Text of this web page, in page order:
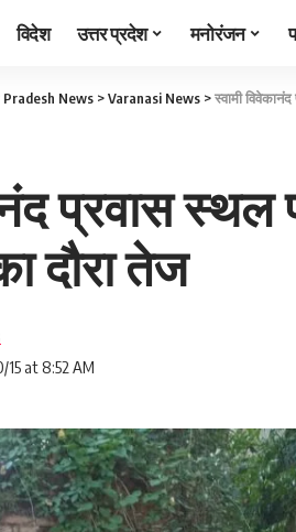
विदेश उत्तर प्रदेश मनोरंजन
News >Varanasi News >स्वामी
प्रवास
दौरा तेज
at 8:52 AM